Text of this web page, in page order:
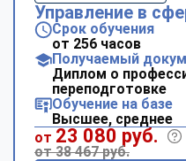
Управление в
Срок обучения
от 256 часов
Получаемый
Диплом о
переподготовке
Обучение на базе
Высшее, среднее
от 23 080 руб.
от 38 467 руб.